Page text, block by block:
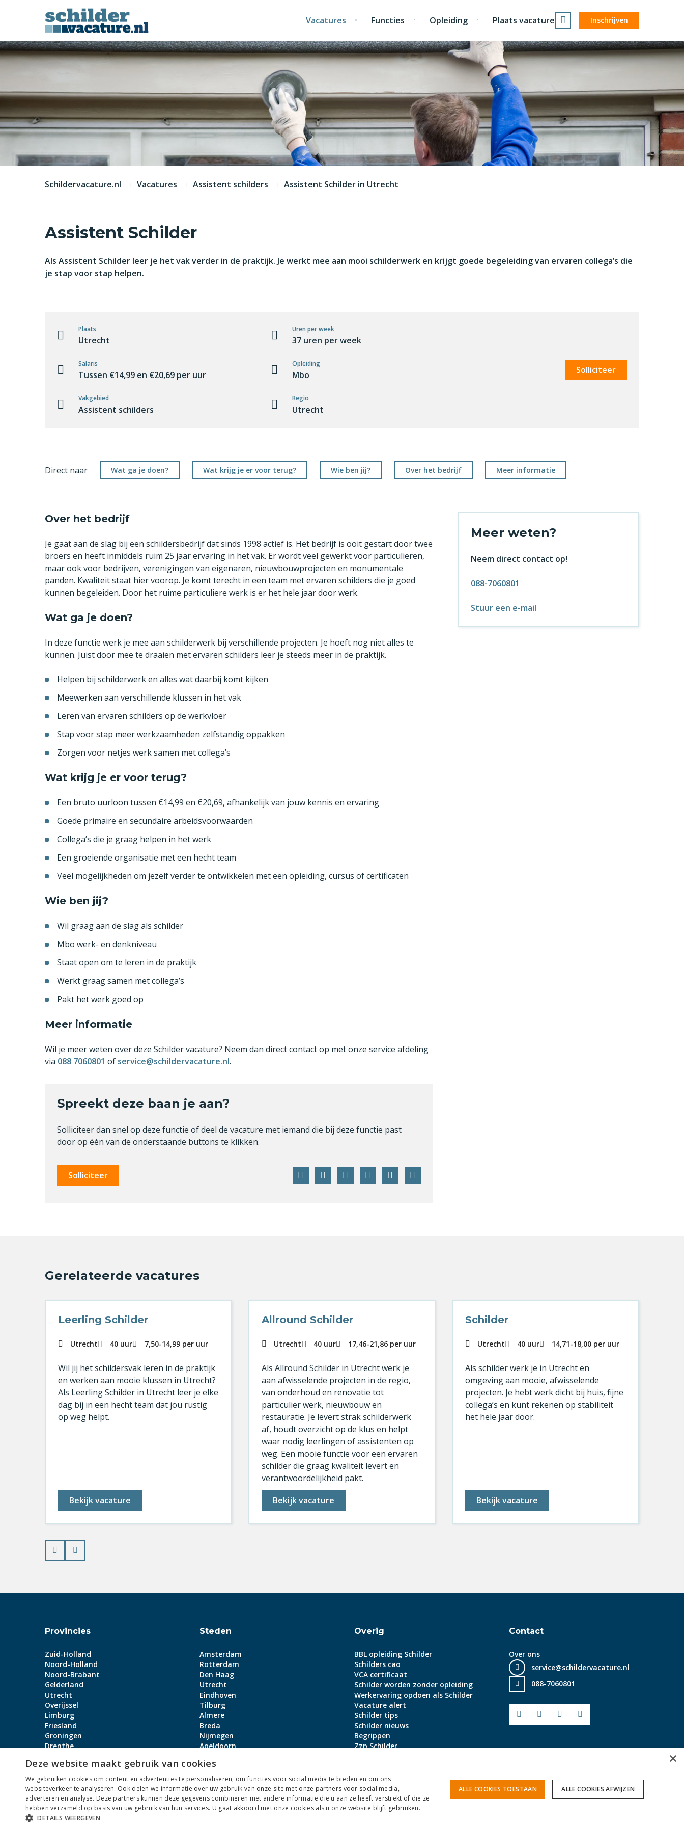
Vacatures Functies Opleiding Plaats vacature Inschrijven
Schildervacature.nl Vacatures Assistent schilders Assistent Schilder in Utrecht
Assistent Schilder
Als Assistent Schilder leer je het vak verder in de praktijk. Je werkt mee aan mooi schilderwerk en krijgt goede begeleiding van ervaren collega’s die
je stap voor stap helpen.
Plaats
Utrecht
Uren per week
37 uren per week
Salaris
Tussen €14,99 en €20,69 per uur
Opleiding
Mbo
Vakgebied
Assistent schilders
Regio
Utrecht
Solliciteer
Direct naar Wat ga je doen? Wat krijg je er voor terug? Wie ben jij? Over het bedrijf Meer informatie
Over het bedrijf
Je gaat aan de slag bij een schildersbedrijf dat sinds 1998 actief is. Het bedrijf is ooit gestart door twee
broers en heeft inmiddels ruim 25 jaar ervaring in het vak. Er wordt veel gewerkt voor particulieren,
maar ook voor bedrijven, verenigingen van eigenaren, nieuwbouwprojecten en monumentale
panden. Kwaliteit staat hier voorop. Je komt terecht in een team met ervaren schilders die je goed
kunnen begeleiden. Door het ruime particuliere werk is er het hele jaar door werk.
Wat ga je doen?
In deze functie werk je mee aan schilderwerk bij verschillende projecten. Je hoeft nog niet alles te
kunnen. Juist door mee te draaien met ervaren schilders leer je steeds meer in de praktijk.
Helpen bij schilderwerk en alles wat daarbij komt kijken
Meewerken aan verschillende klussen in het vak
Leren van ervaren schilders op de werkvloer
Stap voor stap meer werkzaamheden zelfstandig oppakken
Zorgen voor netjes werk samen met collega’s
Wat krijg je er voor terug?
Een bruto uurloon tussen €14,99 en €20,69, afhankelijk van jouw kennis en ervaring
Goede primaire en secundaire arbeidsvoorwaarden
Collega’s die je graag helpen in het werk
Een groeiende organisatie met een hecht team
Veel mogelijkheden om jezelf verder te ontwikkelen met een opleiding, cursus of certificaten
Wie ben jij?
Wil graag aan de slag als schilder
Mbo werk- en denkniveau
Staat open om te leren in de praktijk
Werkt graag samen met collega’s
Pakt het werk goed op
Meer informatie
Wil je meer weten over deze Schilder vacature? Neem dan direct contact op met onze service afdeling
via 088 7060801 of service@schildervacature.nl.
Spreekt deze baan je aan?
Solliciteer dan snel op deze functie of deel de vacature met iemand die bij deze functie past
door op één van de onderstaande buttons te klikken.
FacebookTwitterLinkedInPinterestWhatsApp
E-
mail
Solliciteer
Meer weten?
Neem direct contact op!
088-7060801
Stuur een e-mail
Gerelateerde vacatures
Leerling Schilder
Utrecht 40 uur 7,50-14,99 per uur
Wil jij het schildersvak leren in de praktijk
en werken aan mooie klussen in Utrecht?
Als Leerling Schilder in Utrecht leer je elke
dag bij in een hecht team dat jou rustig
op weg helpt.
Bekijk vacature
Allround Schilder
Utrecht 40 uur 17,46-21,86 per uur
Als Allround Schilder in Utrecht werk je
aan afwisselende projecten in de regio,
van onderhoud en renovatie tot
particulier werk, nieuwbouw en
restauratie. Je levert strak schilderwerk
af, houdt overzicht op de klus en helpt
waar nodig leerlingen of assistenten op
weg. Een mooie functie voor een ervaren
schilder die graag kwaliteit levert en
verantwoordelijkheid pakt.
Bekijk vacature
Schilder
Utrecht 40 uur 14,71-18,00 per uur
Als schilder werk je in Utrecht en
omgeving aan mooie, afwisselende
projecten. Je hebt werk dicht bij huis, fijne
collega’s en kunt rekenen op stabiliteit
het hele jaar door.
Bekijk vacature
Prev
Provincies
Zuid-Holland
Noord-Holland
Noord-Brabant
Gelderland
Utrecht
Overijssel
Limburg
Friesland
Groningen
Drenthe
Zeeland
Steden
Amsterdam
Rotterdam
Den Haag
Utrecht
Eindhoven
Tilburg
Almere
Breda
Nijmegen
Apeldoorn
Bekijk alle steden
Overig
BBL opleiding Schilder
Schilders cao
VCA certificaat
Schilder worden zonder opleiding
Werkervaring opdoen als Schilder
Vacature alert
Schilder tips
Schilder nieuws
Begrippen
Zzp Schilder
Contact
Over ons
service@schildervacature.nl
088-7060801
FacebookYoutubeLinkedIn
Algemene Voorwaarden
×
Deze website maakt gebruik van cookies
We gebruiken cookies om content en advertenties te personaliseren, om functies voor social media te bieden en om ons
websiteverkeer te analyseren. Ook delen we informatie over uw gebruik van onze site met onze partners voor social media,
adverteren en analyse. Deze partners kunnen deze gegevens combineren met andere informatie die u aan ze heeft verstrekt of die ze
hebben verzameld op basis van uw gebruik van hun services. U gaat akkoord met onze cookies als u onze website blijft gebruiken.
DETAILS WEERGEVEN
ALLE COOKIES TOESTAAN ALLE COOKIES AFWIJZEN